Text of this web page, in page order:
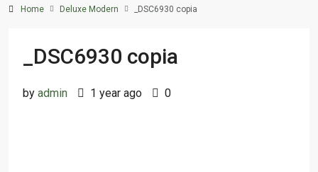
Home Deluxe Modern _DSC6930 copia
_DSC6930 copia
by admin 1 year ago 0